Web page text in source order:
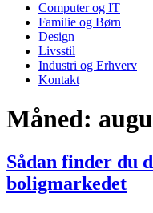
Computer og IT
Familie og Børn
Design
Livsstil
Industri og Erhverv
Kontakt
Måned:
Sådan finder du
boligmarkedet